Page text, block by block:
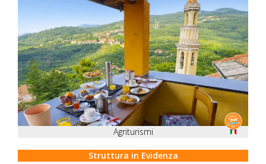
Agriturismi
Struttura in Evidenza